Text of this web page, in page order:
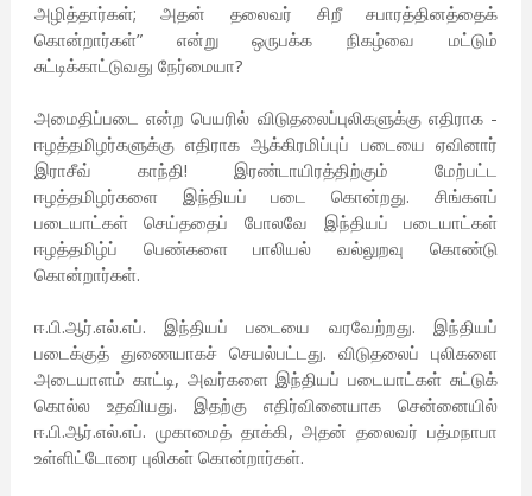
அழித்தார்கள்; அதன் தலைவர் சிறீ சபாரத்தினத்தைக்
கொன்றார்கள்” என்று ஒருபக்க நிகழ்வை மட்டும்
சுட்டிக்காட்டுவது நேர்மையா?
அமைதிப்படை என்ற பெயரில் விடுதலைப்புலிகளுக்கு எதிராக -
ஈழத்தமிழர்களுக்கு எதிராக ஆக்கிரமிப்புப் படையை ஏவினார்
இராசீவ் காந்தி! இரண்டாயிரத்திற்கும் மேற்பட்ட
ஈழத்தமிழர்களை இந்தியப் படை கொன்றது. சிங்களப்
படையாட்கள் செய்ததைப் போலவே இந்தியப் படையாட்கள்
ஈழத்தமிழ்ப் பெண்களை பாலியல் வல்லுறவு கொண்டு
கொன்றார்கள்.
ஈ.பி.ஆர்.எல்.எப். இந்தியப் படையை வரவேற்றது. இந்தியப்
படைக்குத் துணையாகச் செயல்பட்டது. விடுதலைப் புலிகளை
அடையாளம் காட்டி, அவர்களை இந்தியப் படையாட்கள் சுட்டுக்
கொல்ல உதவியது. இதற்கு எதிர்வினையாக சென்னையில்
ஈ.பி.ஆர்.எல்.எப். முகாமைத் தாக்கி, அதன் தலைவர் பத்மநாபா
உள்ளிட்டோரை புலிகள் கொன்றார்கள்.